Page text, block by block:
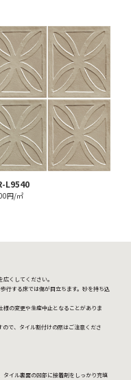
L9540
円/㎡
くしてください。
行する床では傷が目立ちます。砂を持ち込
の変更や生産中止となることがありま
で、タイル割付けの際はご注意くださ
イル裏面の凹部に接着剤をしっかり充填